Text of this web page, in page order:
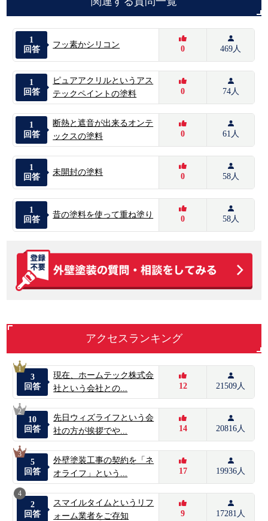
1
回答
フッ素かシリコン 0 469人
1
回答
ピュアアクリルというアス
テックペイントの塗料
0 74人
1
回答
断熱と遮音が出来るオンテ
ックスの塗料
0 61人
1
回答
未開封の塗料 0 58人
1
回答
昔の塗料を使って重ね塗り 0 58人
アクセスランキング
1
3
回答
現在、ホームテック株式会
社という会社との...
12 21509人
2
10
回答
先日ウィズライフという会
社の方が挨拶でや...
14 20816人
3
5
回答
外壁塗装工事の契約を「ネ
オライフ」という...
17 19936人
4
2
回答
スマイルタイムというリフ
ォーム業者をご存知
9 17281人